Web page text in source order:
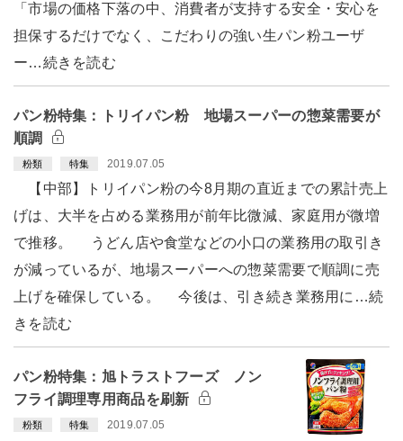
「市場の価格下落の中、消費者が支持する安全・安心を
担保するだけでなく、こだわりの強い生パン粉ユーザ
ー…続きを読む
パン粉特集：トリイパン粉 地場スーパーの惣菜需要が
順調
粉類 特集 2019.07.05
【中部】トリイパン粉の今8月期の直近までの累計売上
げは、大半を占める業務用が前年比微減、家庭用が微増
で推移。 うどん店や食堂などの小口の業務用の取引き
が減っているが、地場スーパーへの惣菜需要で順調に売
上げを確保している。 今後は、引き続き業務用に…続
きを読む
パン粉特集：旭トラストフーズ ノン
フライ調理専用商品を刷新
粉類 特集 2019.07.05